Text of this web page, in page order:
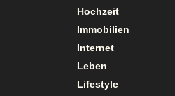
Hochzeit
Immobilien
Internet
Leben
Lifestyle